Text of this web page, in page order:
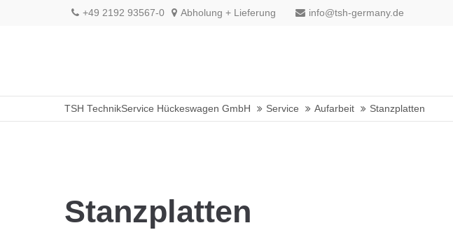
+49 2192 93567-0 Abholung + Lieferung info@tsh-germany.de
TSH TechnikService Hückeswagen GmbH Service Aufarbeit Stanzplatten
Stanzplatten